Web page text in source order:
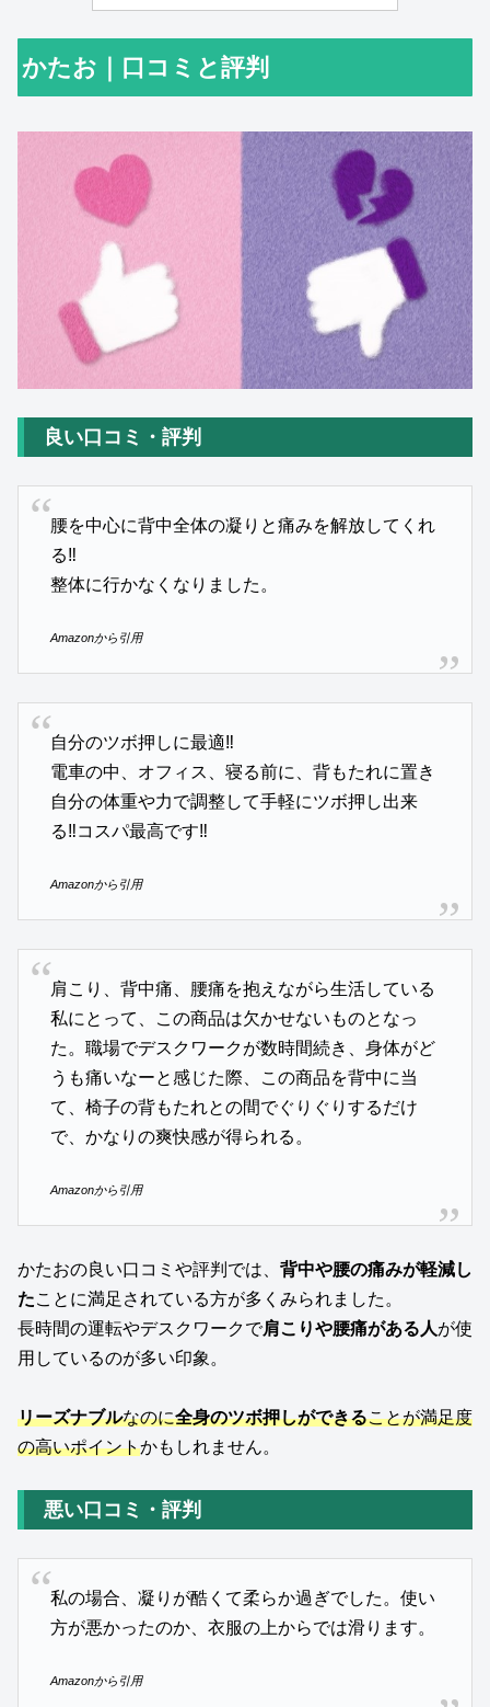
かたお｜口コミと評判
良い口コミ・評判
腰を中心に背中全体の凝りと痛みを解放してくれ
る‼️
整体に行かなくなりました。
Amazonから引用
自分のツボ押しに最適‼︎
電車の中、オフィス、寝る前に、背もたれに置き
自分の体重や力で調整して手軽にツボ押し出来
る‼︎コスパ最高です‼︎
Amazonから引用
肩こり、背中痛、腰痛を抱えながら生活している
私にとって、この商品は欠かせないものとなっ
た。職場でデスクワークが数時間続き、身体がど
うも痛いなーと感じた際、この商品を背中に当
て、椅子の背もたれとの間でぐりぐりするだけ
で、かなりの爽快感が得られる。
Amazonから引用
かたおの良い口コミや評判では、 背中や腰の痛みが軽減し
たことに満足されている方が多くみられました。
長時間の運転やデスクワークで肩こりや腰痛がある人が使
用しているのが多い印象。
リーズナブルなのに全身のツボ押しができることが満足度
の高いポイントかもしれません。
悪い口コミ・評判
私の場合、凝りが酷くて柔らか過ぎでした。使い
方が悪かったのか、衣服の上からでは滑ります。
Amazonから引用